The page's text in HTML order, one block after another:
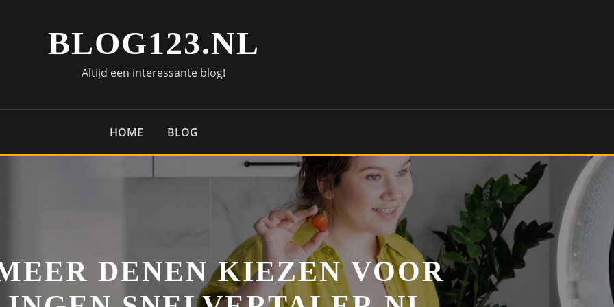
BLOG123.NL
Altijd een interessante blog!
HOME BLOG
DENEN KIEZEN VOOR